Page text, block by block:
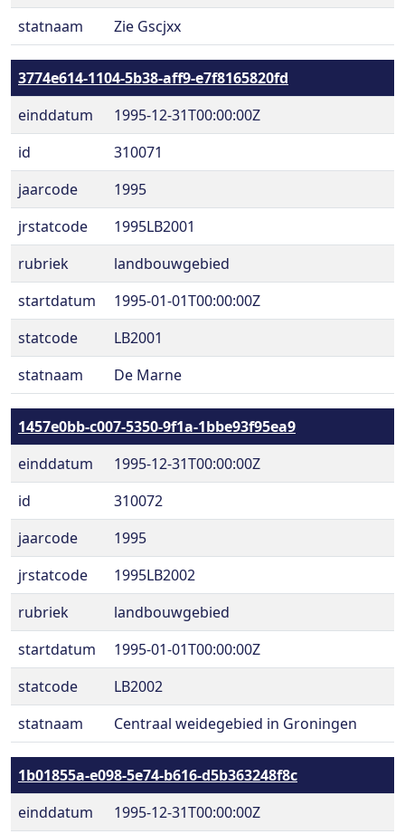
statnaam
Zie Gscjxx
3774e614-1104-5b38-aff9-e7f8165820fd
einddatum
1995-12-31T00:00:00Z
id
310071
jaarcode
1995
jrstatcode
1995LB2001
rubriek
landbouwgebied
startdatum
1995-01-01T00:00:00Z
statcode
LB2001
statnaam
De Marne
1457e0bb-c007-5350-9f1a-1bbe93f95ea9
einddatum
1995-12-31T00:00:00Z
id
310072
jaarcode
1995
jrstatcode
1995LB2002
rubriek
landbouwgebied
startdatum
1995-01-01T00:00:00Z
statcode
LB2002
statnaam
Centraal weidegebied in Groningen
1b01855a-e098-5e74-b616-d5b363248f8c
einddatum
1995-12-31T00:00:00Z